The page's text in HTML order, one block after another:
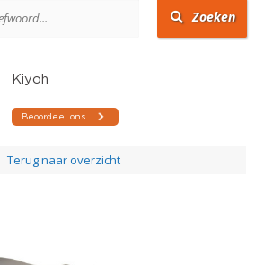
Zoeken
Terug naar overzicht